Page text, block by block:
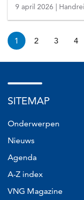
9 april 2026
Paginering
Huidige
1
Pagina
2
Pagina
3 4
SITEMAP
Onderwerpen
Nieuws
Agenda
A-Z index
VNG Magazine